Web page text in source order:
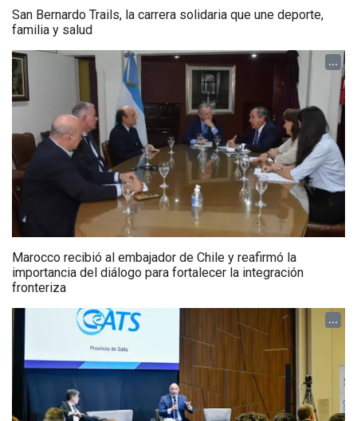
San Bernardo Trails, la carrera solidaria que une deporte,
familia y salud
...
Marocco recibió al embajador de Chile y reafirmó la
importancia del diálogo para fortalecer la integración
fronteriza
...